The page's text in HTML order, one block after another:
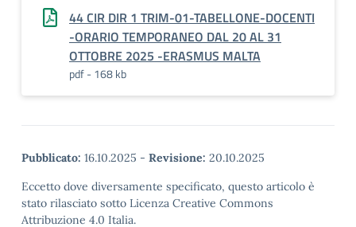
44 CIR DIR 1 TRIM-01-TABELLONE-DOCENTI
-ORARIO TEMPORANEO DAL 20 AL 31
OTTOBRE 2025 -ERASMUS MALTA
pdf - 168 kb
Pubblicato: 16.10.2025 - Revisione: 20.10.2025
Eccetto dove diversamente specificato, questo articolo è
stato rilasciato sotto Licenza Creative Commons
Attribuzione 4.0 Italia.